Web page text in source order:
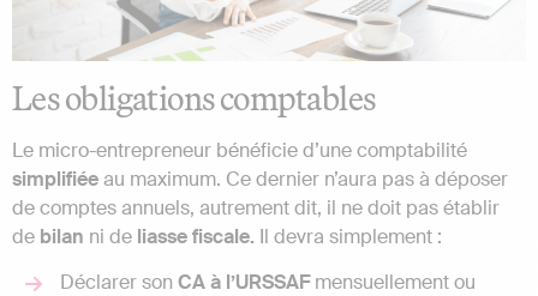
Les obligations comptables
Le micro-entrepreneur bénéficie d’une comptabilité
simplifiéeau maximum. Ce dernier n’aura pas à déposer
de comptes annuels, autrement dit, il ne doit pas établir
de bilan ni de liassefiscale. Il devra simplement :
Déclarer son CA à l’URSSAFmensuellement ou